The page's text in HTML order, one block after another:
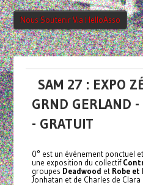
Nous Soutenir Via HelloAsso
SAM 27 : EXPO
GRND GERLAND
- GRATUIT
0° est un événement ponctuel
une exposition du collectif
groupes Deadwood et Robe et
Jonhatan et de Charles de Clara